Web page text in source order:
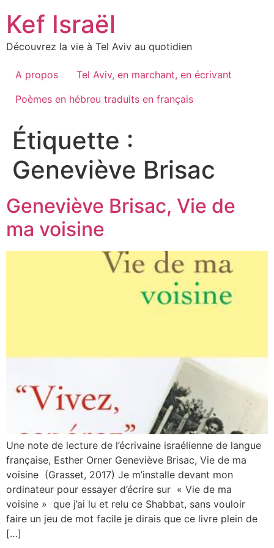
content
Kef Israël
Découvrez la vie à Tel Aviv au quotidien
A propos
Tel Aviv, en marchant, en écrivant
Poèmes en hébreu traduits en français
Étiquette :
Geneviève Brisac
Geneviève Brisac, Vie de
ma voisine
Une note de lecture de l’écrivaine israélienne de langue
française, Esther Orner Geneviève Brisac, Vie de ma
voisine (Grasset, 2017) Je m’installe devant mon
ordinateur pour essayer d’écrire sur « Vie de ma
voisine » que j’ai lu et relu ce Shabbat, sans vouloir
faire un jeu de mot facile je dirais que ce livre plein de
[…]